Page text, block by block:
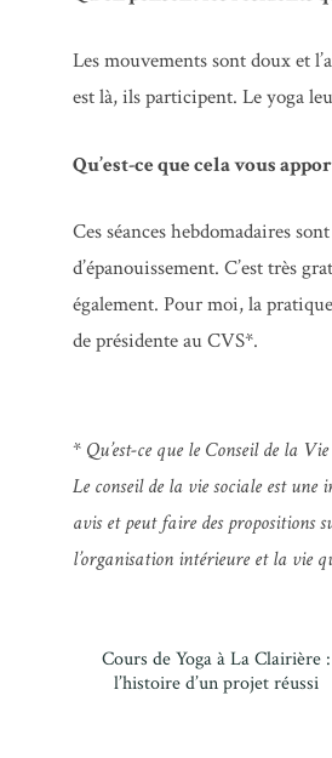
Les mouvements sont doux et
est là, ils participent. Le yoga
Qu’est-ce que cela vous
Ces séances hebdomadaires
d’épanouissement. C’est très
également. Pour moi, la
de présidente au CVS*.
* Qu’est-ce que le Conseil de la
Le conseil de la vie sociale est une
avis et peut faire des propositions
l’organisation intérieure et la vie
Cours de Yoga à La Clairière :
l’histoire d’un projet réussi